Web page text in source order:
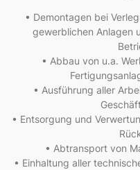
• Demontagen bei
gewerblichen Anlagen
• Abbau von u.a.
• Ausführung aller
• Entsorgung und
• Abtransport von
• Einhaltung aller